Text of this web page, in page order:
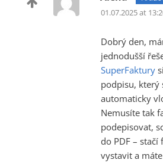
01.07.2025 at
Dobrý den,
jednodušší
SuperFaktury
podpisu, který
automaticky
Nemusíte tak
podepisovat,
do PDF –
vystavit a